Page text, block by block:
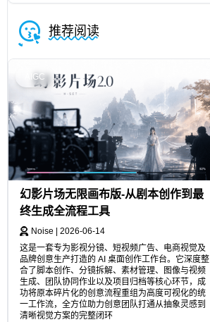
推荐阅读
AIGC
幻影片场无限画布版-从剧本创作到最
终生成全流程工具
Noise
2026-06-14
这是一套专为影视分镜、短视频广告、电商视觉及
品牌创意生产打造的 AI 桌面创作工作台。它深度整
合了脚本创作、分镜拆解、素材管理、图像与视频
生成、团队协同作业以及项目归档等核心环节，成
功将原本碎片化的创意流程重组为高度可视化的统
一工作流，全方位助力创意团队打通从抽象灵感到
清晰视觉方案的完整闭环